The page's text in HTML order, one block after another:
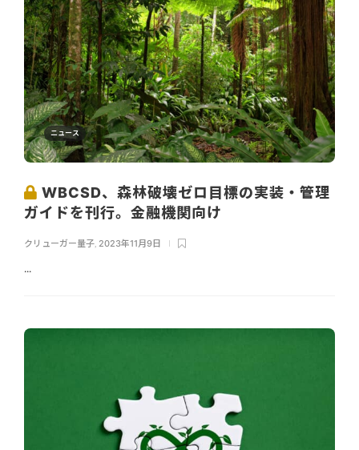
ニュース
WBCSD、森林破壊ゼロ目標の実装・管理
ガイドを刊行。金融機関向け
クリューガー量子 2023年11月9日
...